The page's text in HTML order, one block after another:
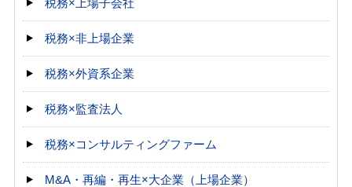
税務×非上場企業
税務×外資系企業
税務×監査法人
税務×コンサルティングファーム
M&A・再編・再生×大企業（上場企業）